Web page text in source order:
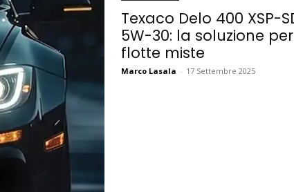
Texaco Delo 400 XSP-
5W-30: la soluzione
flotte miste
Marco Lasala - 17 Settembre 2025